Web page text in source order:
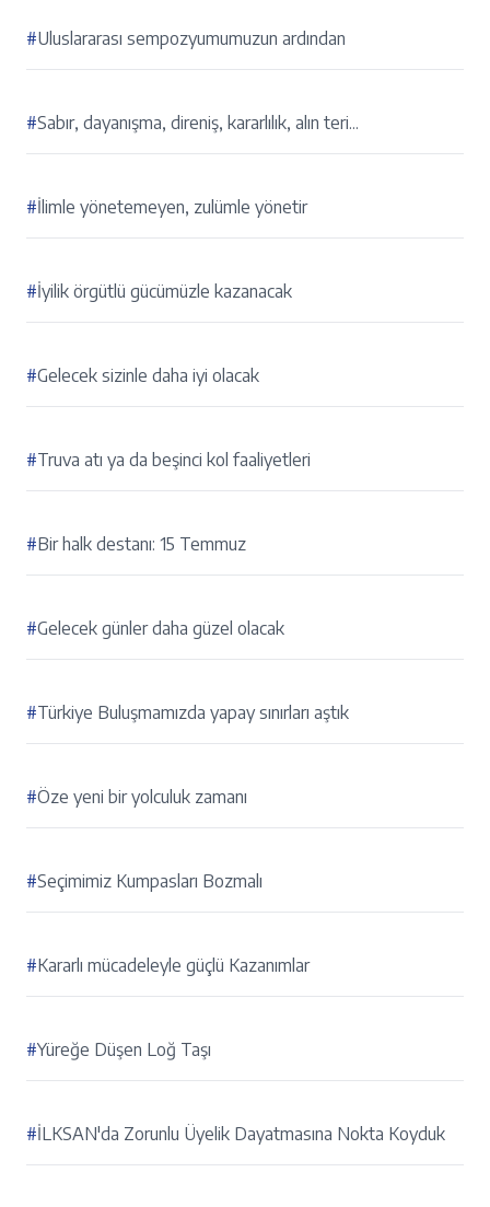
#Uluslararası sempozyumumuzun ardından
#Sabır, dayanışma, direniş, kararlılık, alın teri...
#İlimle yönetemeyen, zulümle yönetir
#İyilik örgütlü gücümüzle kazanacak
#Gelecek sizinle daha iyi olacak
#Truva atı ya da beşinci kol faaliyetleri
#Bir halk destanı: 15 Temmuz
#Gelecek günler daha güzel olacak
#Türkiye Buluşmamızda yapay sınırları aştık
#Öze yeni bir yolculuk zamanı
#Seçimimiz Kumpasları Bozmalı
#Kararlı mücadeleyle güçlü Kazanımlar
#Yüreğe Düşen Loğ Taşı
#İLKSAN'da Zorunlu Üyelik Dayatmasına Nokta Koyduk